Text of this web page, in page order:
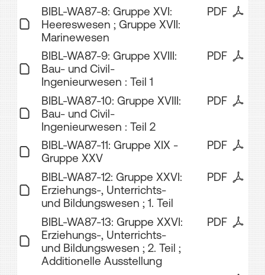
PDF
BIBL-WA87-8: Gruppe XVI:
Heereswesen ; Gruppe XVII:
Marinewesen
PDF
BIBL-WA87-9: Gruppe XVIII:
Bau- und Civil-
Ingenieurwesen : Teil 1
PDF
BIBL-WA87-10: Gruppe XVIII:
Bau- und Civil-
Ingenieurwesen : Teil 2
PDF
BIBL-WA87-11: Gruppe XIX -
Gruppe XXV
PDF
BIBL-WA87-12: Gruppe XXVI:
Erziehungs-, Unterrichts-
und Bildungswesen ; 1. Teil
PDF
BIBL-WA87-13: Gruppe XXVI:
Erziehungs-, Unterrichts-
und Bildungswesen ; 2. Teil ;
Additionelle Ausstellung